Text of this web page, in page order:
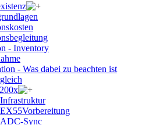
- Inventory
- Was dabei zu beachten ist
Sync